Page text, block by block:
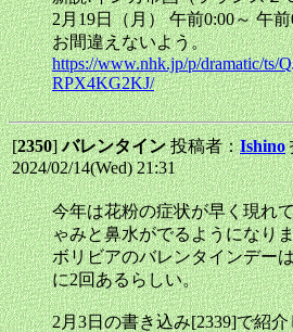
2月19日（月） 午前0:00～ 午
お間違えないよう。
https://www.nhk.jp/p/dramatic/ts/
RPX4KG2KJ/
[2350]バレンタイン投稿者：Ishino
2024/02/14(Wed) 21:31
今年は花粉の症状が早く現れ
ゃみと鼻水がでるようになり
ボリビアのバレンタインデー
に2回あるらしい。
2月3日の書き込み[2339]で紹